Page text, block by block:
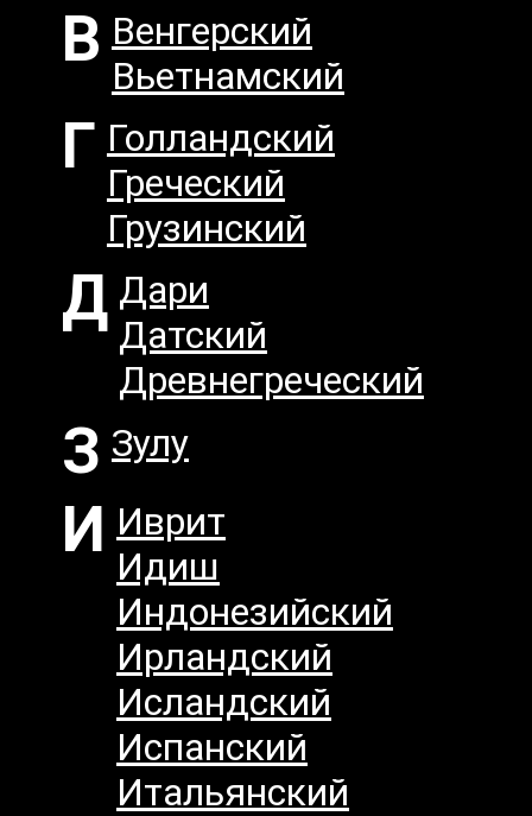
В Венгерский
Вьетнамский
Г Голландский
Греческий
Грузинский
Д Дари
Датский
Древнегреческий
З Зулу
И Иврит
Идиш
Индонезийский
Ирландский
Исландский
Испанский
Итальянский